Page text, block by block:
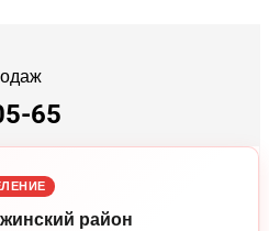
65
район